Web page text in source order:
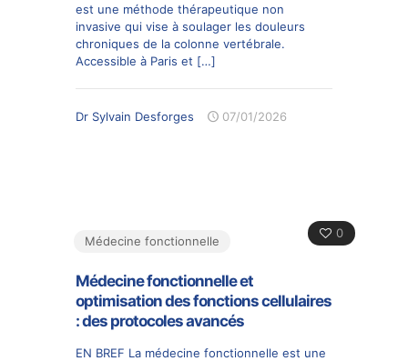
est une méthode thérapeutique non
invasive qui vise à soulager les douleurs
chroniques de la colonne vertébrale.
Accessible à Paris et […]
Dr Sylvain Desforges 07/01/2026
0
Médecine fonctionnelle
Médecine fonctionnelle et
optimisation des fonctions cellulaires
: des protocoles avancés
EN BREF La médecine fonctionnelle est une